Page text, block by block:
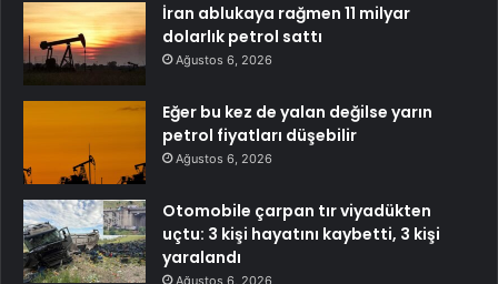
İran ablukaya rağmen 11 milyar
dolarlık petrol sattı
Ağustos 6, 2026
Eğer bu kez de yalan değilse yarın
petrol fiyatları düşebilir
Ağustos 6, 2026
Otomobile çarpan tır viyadükten
uçtu: 3 kişi hayatını kaybetti, 3 kişi
yaralandı
Ağustos 6, 2026